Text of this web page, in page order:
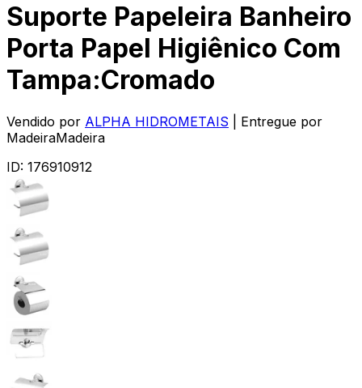
Suporte Papeleira Banheiro
Porta Papel Higiênico Com
Tampa:Cromado
Vendido por ALPHA HIDROMETAIS
| Entregue por
MadeiraMadeira
ID: 176910912